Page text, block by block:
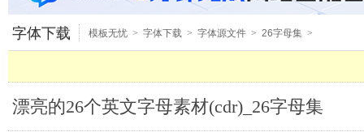
字体下载 模板无忧 > 字体下载 > 字体源文件 > 26字母集 >
漂亮的26个英文字母素材(cdr)_26字母集